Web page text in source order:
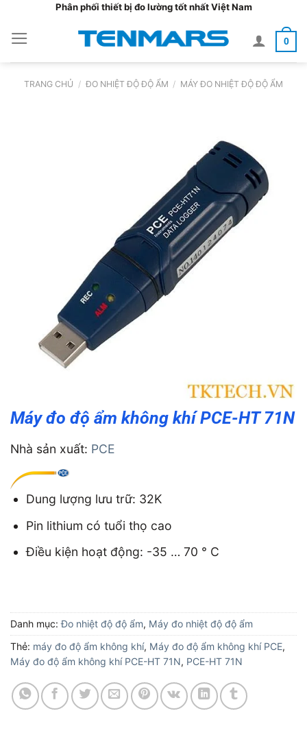
nội
dung
Phân phối thiết bị đo lường tốt nhất Việt Nam
0
TRANG CHỦ / ĐO NHIỆT ĐỘ ĐỘ ẨM / MÁY ĐO NHIỆT ĐỘ ĐỘ ẨM
Máy đo độ ẩm không khí PCE-HT 71N
Nhà sản xuất: PCE
Dung lượng lưu trữ: 32K
Pin lithium có tuổi thọ cao
Điều kiện hoạt động: -35 … 70 ° C
Danh mục:Đo nhiệt độ độ ẩm, Máy đo nhiệt độ độ ẩm
Thẻ: máy đo độ ẩm không khí, Máy đo độ ẩm không khí PCE,
Máy đo độ ẩm không khí PCE-HT 71N, PCE-HT 71N